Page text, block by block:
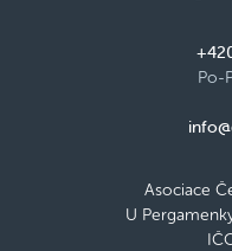
Po-
Asociace
U